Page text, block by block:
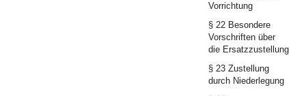
Vorrichtung
§ 22 Besondere
Vorschriften über
die Ersatzzustellung
§ 23 Zustellung
durch Niederlegung